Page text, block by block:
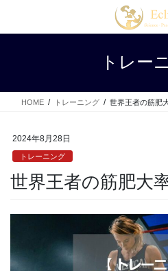
テ
ス
ゲ
ン
トレー
HOME トレーニング 世界王者の筋肥
2024年8月28日
トレーニング
世界王者の筋肥大